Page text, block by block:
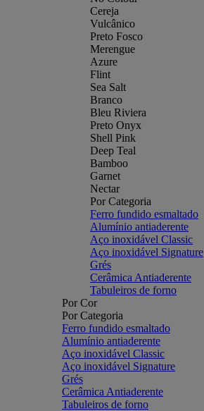
Cereja
Vulcânico
Preto Fosco
Merengue
Azure
Flint
Sea Salt
Branco
Bleu Riviera
Preto Onyx
Shell Pink
Deep Teal
Bamboo
Garnet
Nectar
Por Categoria
Ferro fundido esmaltado
Alumínio antiaderente
Aço inoxidável Classic
Aço inoxidável Signature
Grés
Cerâmica Antiaderente
Tabuleiros de forno
Por Cor
Por Categoria
Ferro fundido esmaltado
Alumínio antiaderente
Aço inoxidável Classic
Aço inoxidável Signature
Grés
Cerâmica Antiaderente
Tabuleiros de forno